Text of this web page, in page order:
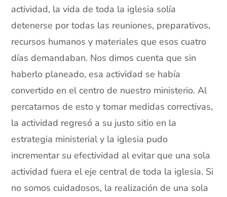
actividad, la vida de toda la iglesia solía
detenerse por todas las reuniones, preparativos,
recursos humanos y materiales que esos cuatro
días demandaban. Nos dimos cuenta que sin
haberlo planeado, esa actividad se había
convertido en el centro de nuestro ministerio. Al
percatarnos de esto y tomar medidas correctivas,
la actividad regresó a su justo sitio en la
estrategia ministerial y la iglesia pudo
incrementar su efectividad al evitar que una sola
actividad fuera el eje central de toda la iglesia. Si
no somos cuidadosos, la realización de una sola